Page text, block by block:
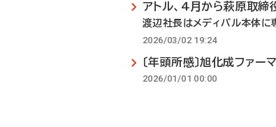
アトル、4月から萩原取締
渡辺社長はメディパル本体に
2026/03/02 19:24
〔年頭所感〕旭化成ファ
2026/01/01 00:00